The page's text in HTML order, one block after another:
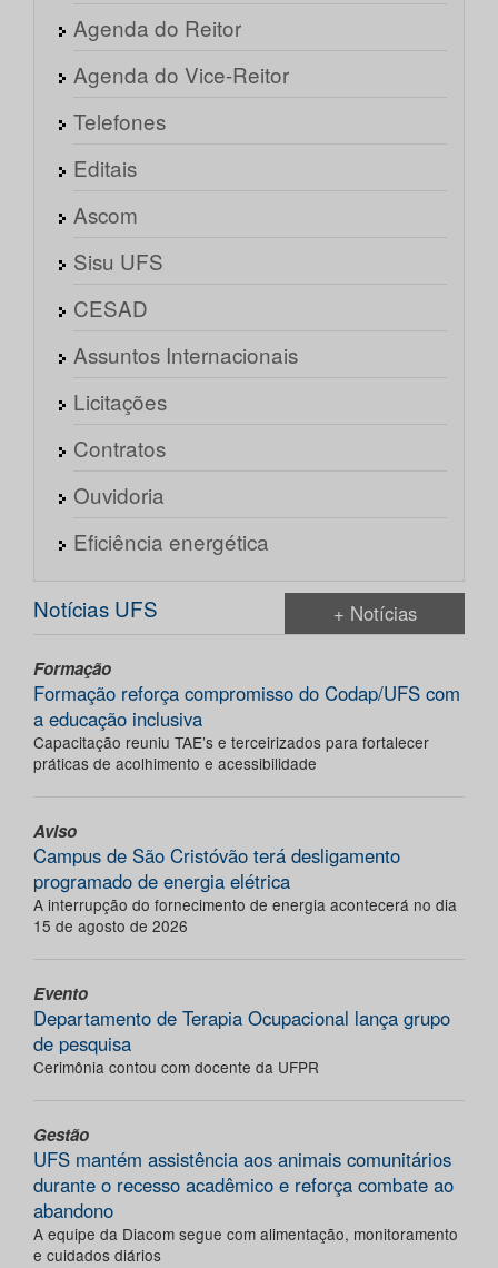
Agenda do Reitor
Agenda do Vice-Reitor
Telefones
Editais
Ascom
Sisu UFS
CESAD
Assuntos Internacionais
Licitações
Contratos
Ouvidoria
Eficiência energética
Notícias UFS + Notícias
Formação
Formação reforça compromisso do Codap/UFS com
a educação inclusiva
Capacitação reuniu TAE’s e terceirizados para fortalecer
práticas de acolhimento e acessibilidade
Aviso
Campus de São Cristóvão terá desligamento
programado de energia elétrica
A interrupção do fornecimento de energia acontecerá no dia
15 de agosto de 2026
Evento
Departamento de Terapia Ocupacional lança grupo
de pesquisa
Cerimônia contou com docente da UFPR
Gestão
UFS mantém assistência aos animais comunitários
durante o recesso acadêmico e reforça combate ao
abandono
A equipe da Diacom segue com alimentação, monitoramento
e cuidados diários